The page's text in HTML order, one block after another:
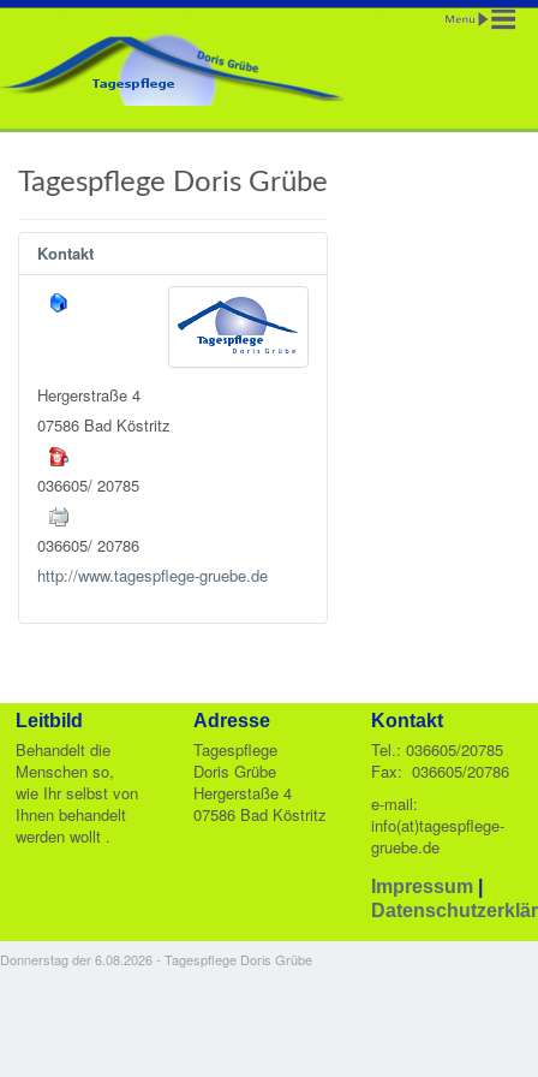
Tagespflege Doris Grübe
Kontakt
Hergerstraße 4
07586 Bad Köstritz
036605/ 20785
036605/ 20786
http://www.tagespflege-gruebe.de
Leitbild
Behandelt die
Menschen so,
wie Ihr selbst von
Ihnen behandelt
werden wollt .
Adresse
Tagespflege
Doris Grübe
Hergerstaße 4
07586 Bad Köstritz
Kontakt
Tel.: 036605/20785
Fax: 036605/20786
e-mail:
info(at)tagespflege-
gruebe.de
Impressum
Donnerstag der 6.08.2026 - Tagespflege Doris Grübe